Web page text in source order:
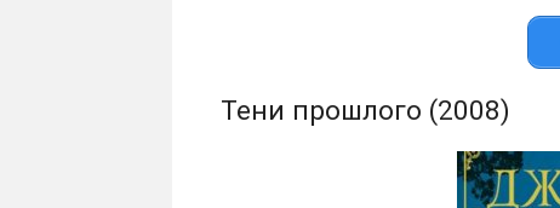
Тени прошлого (2008)